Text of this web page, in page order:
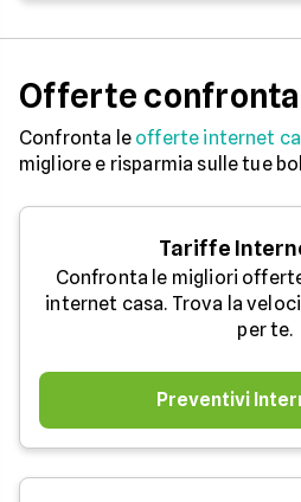
Offerte
Confronta le offerte internet
migliore e risparmia sulle tue
Tariffe
Confronta le migliori
internet casa. Trova la
per te.
Preventivi